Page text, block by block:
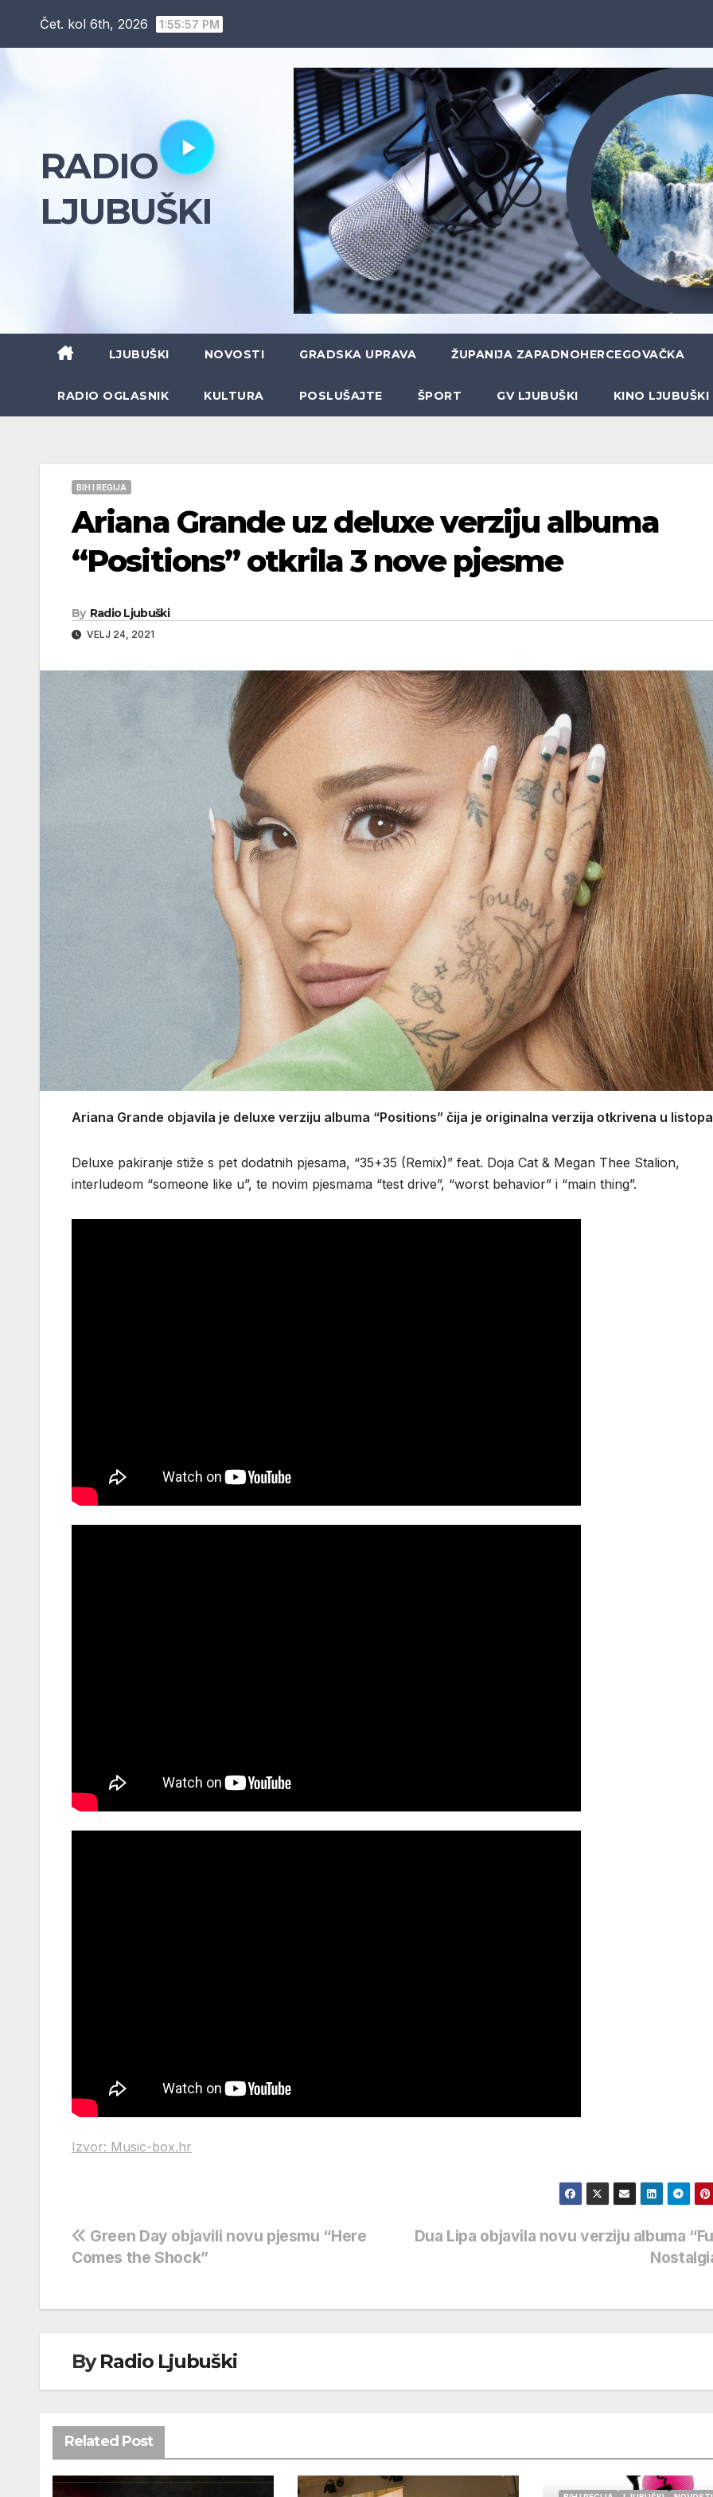
Čet. kol 6th, 2026 1:55:58 PM
RADIO
LJUBUŠKI
LJUBUŠKI NOVOSTI GRADSKA UPRAVA ŽUPANIJA ZAPADNOHERCEGOVAČKA
RADIO OGLASNIK KULTURA POSLUŠAJTE ŠPORT GV LJUBUŠKI KINO LJUBUŠKI
BIH I REGIJA
Ariana Grande uz deluxe verziju albuma
“Positions” otkrila 3 nove pjesme
By Radio Ljubuški
VELJ 24, 2021
Ariana Grande objavila je deluxe verziju albuma “Positions” čija je originalna verzija otkrivena u
Deluxe pakiranje stiže s pet dodatnih pjesama, “35+35 (Remix)” feat. Doja Cat & Megan Thee Stalion,
interludeom “someone like u”, te novim pjesmama “test drive”, “worst behavior” i “main thing”.
Izvor: Music-box.hr
Navigacija
Dua Lipa objavila novu verziju albuma
Green Day objavili novu pjesmu “Here
Comes the Shock”
ByRadio Ljubuški
Related Post